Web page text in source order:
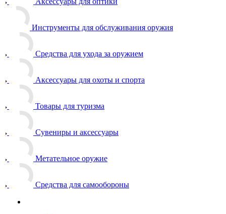
Инструменты для обслуживания оружия
Средства для ухода за оружием
Аксессуары для охоты и спорта
Товары для туризма
Сувениры и аксессуары
Метательное оружие
Средства для самообороны